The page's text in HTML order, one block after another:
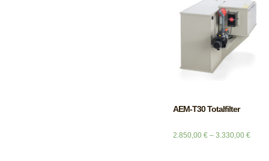
AEM-T30 Totalfilter
2.850,00 € – 3.330,00 €